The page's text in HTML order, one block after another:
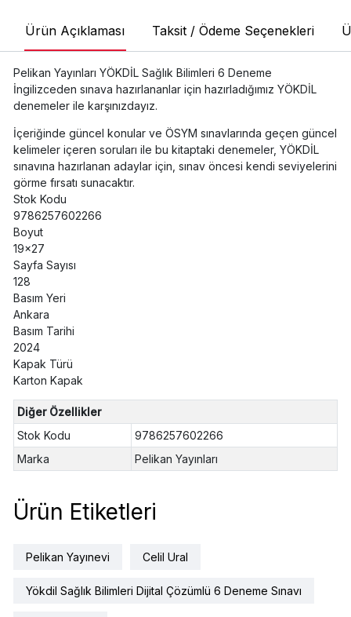
Ürün Açıklaması Taksit / Ödeme Seçenekleri
Pelikan Yayınları YÖKDİL Sağlık Bilimleri 6 Deneme
İngilizceden sınava hazırlananlar için hazırladığımız YÖKDİL
denemeler ile karşınızdayız.
İçeriğinde güncel konular ve ÖSYM sınavlarında geçen güncel
kelimeler içeren soruları ile bu kitaptaki denemeler, YÖKDİL
sınavına hazırlanan adaylar için, sınav öncesi kendi seviyelerini
görme fırsatı sunacaktır.
Stok Kodu
9786257602266
Boyut
19x27
Sayfa Sayısı
128
Basım Yeri
Ankara
Basım Tarihi
2024
Kapak Türü
Karton Kapak
Diğer Özellikler
Stok Kodu
9786257602266
Marka
Pelikan Yayınları
Ürün Etiketleri
Pelikan Yayınevi Celil Ural
Yökdil Sağlık Bilimleri Dijital Çözümlü 6 Deneme Sınavı